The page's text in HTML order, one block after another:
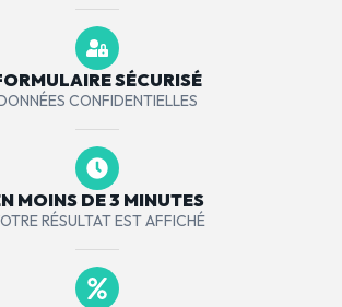
SÉCURISÉ
CONFIDENTIELLES
MOINS DE 3 MINUTES
RÉSULTAT EST AFFICHÉ